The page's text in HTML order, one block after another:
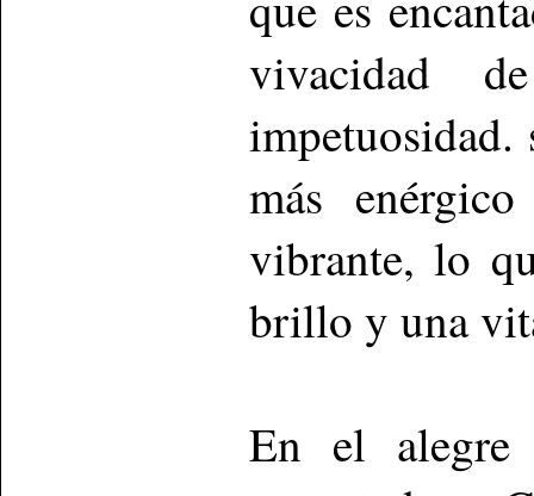
vivacidad
impetuosidad.
más
vibrante, lo
brillo y una
En el alegre